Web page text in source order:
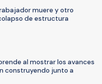
muere y otro
de estructura
al mostrar los avances
construyendo junto a